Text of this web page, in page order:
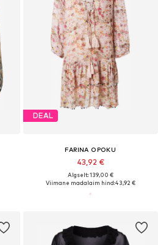
DEAL
FARINA OPOKU
43,92 €
Algselt: 139,00 €
Viimane madalaim hind:43,92 €